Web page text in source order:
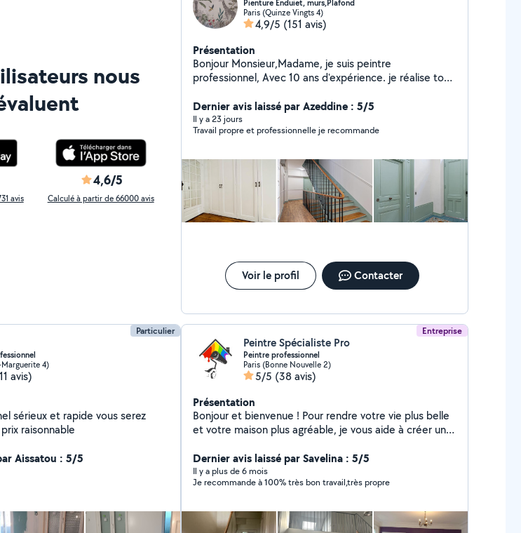
nous
avis
4,6/5
Calculé à partir de 66000 avis
Pienture Enduiet, murs,Plafond
Paris (Quinze Vingts 4)
4,9/5 (151 avis)
Présentation
Bonjour Monsieur,Madame, je suis peintre
professionnel, Avec 10 ans d'expérience. je réalise tout
ponçage, pose de papier peint, pose tvile de verre,
pose de plinthes, pose de parquet et finitions
soignées. je suis sériéux et ponctuel, Travail
raissonnable.
Dernier avis laissé par Azeddine : 5/5
Il y a 23 jours
Travail propre et professionnelle je recommande
Voir le profil Contacter
Particulier
Marguerite 4)
avis)
sérieux et rapide vous serez
raisonnable
Aissatou : 5/5
Entreprise
Peintre Spécialiste Pro
Peintre professionnel
Paris (Bonne Nouvelle 2)
5/5 (38 avis)
Présentation
Bonjour et bienvenue ! Pour rendre votre vie plus belle
et votre maison plus agréable, je vous aide à créer un
Entreprise de peinture Artisan peintre professionnel
avec 11 ans d'expérience, spécialisé dans la rénovation
intérieure et extérieure. Travail soigné, respect des
travail soigné, impeccable et durable, réalisé avec
détail et avec du matériel professionnel complet, avec
Dernier avis laissé par Savelina : 5/5
Il y a plus de 6 mois
Je recommande à 100% très bon travail,très propre